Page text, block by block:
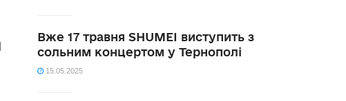
Вже 17 травня SHUMEI виступить з
сольним концертом у Тернополі
15.05.2025